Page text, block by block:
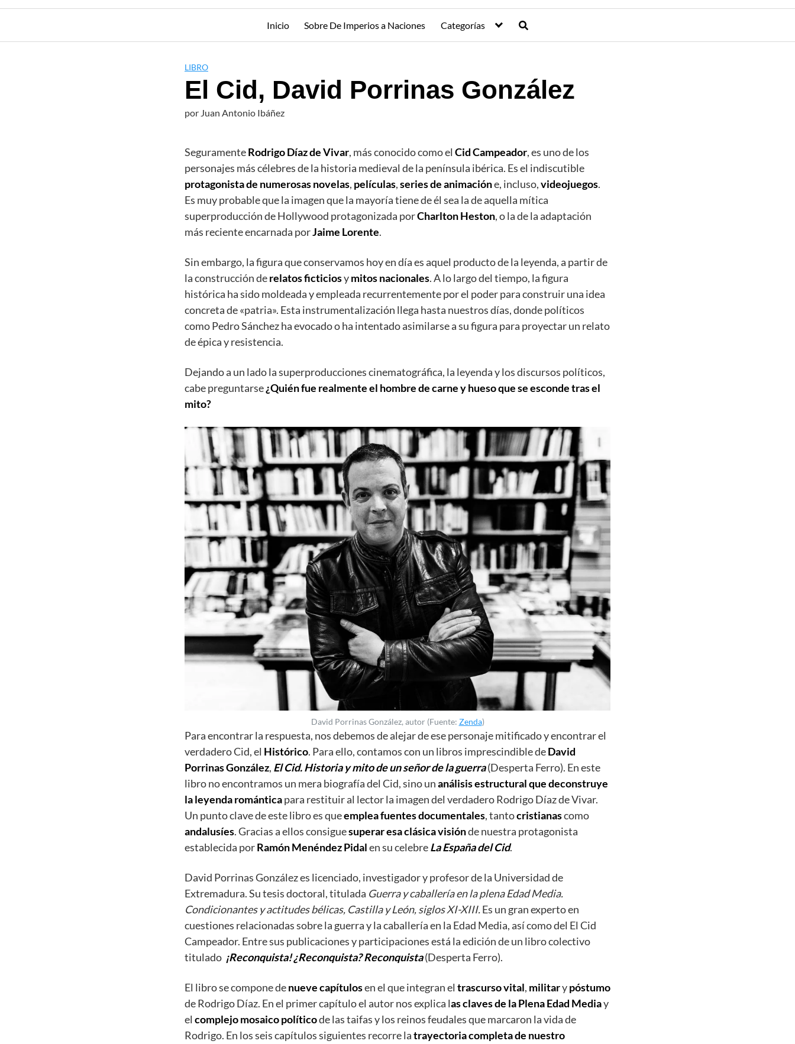
Inicio Sobre De Imperios a Naciones Categorías
LIBRO
El Cid, David Porrinas González
por Juan Antonio Ibáñez
SeguramenteRodrigo Díaz de Vivar, más conocido como el Cid Campeador, es uno de los
personajes más célebres de la historia medieval de la península ibérica. Es el indiscutible
protagonista de numerosas novelas, películas,series de animacióne, incluso,videojuegos.
Es muy probable que la imagen que la mayoría tiene de él sea la de aquella mítica
superproducción de Hollywood protagonizada porCharlton Heston, o la de la adaptación
más reciente encarnada porJaime Lorente.
Sin embargo, la figura que conservamos hoy en día es aquel producto de la leyenda, a partir de
la construcción derelatos ficticiosymitos nacionales. A lo largo del tiempo, la figura
histórica ha sido moldeada y empleada recurrentemente por el poder para construir una idea
concreta de «patria». Esta instrumentalización llega hasta nuestros días, donde políticos
como Pedro Sánchez ha evocado o ha intentado asimilarse a su figura para proyectar un relato
de épica y resistencia.
Dejando a un lado la superproducciones cinematográfica, la leyenda y los discursos políticos,
cabe preguntarse¿Quién fue realmente el hombre de carne y hueso que se esconde tras el
mito?
David Porrinas González, autor (Fuente: Zenda)
Para encontrar la respuesta, nos debemos de alejar de ese personaje mitificado y encontrar el
verdadero Cid, el Histórico. Para ello, contamos con un libros imprescindible deDavid
Porrinas González, El Cid. Historia y mito de un señor de la guerra(Desperta Ferro). En este
libro no encontramos un mera biografía del Cid, sino unanálisis estructural que deconstruye
la leyenda románticapara restituir al lector la imagen del verdadero Rodrigo Díaz de Vivar.
Un punto clave de este libro es queemplea fuentes documentales, tantocristianascomo
andalusíes. Gracias a ellos consiguesuperar esa clásica visiónde nuestra protagonista
establecida porRamón Menéndez Pidalen su celebreLa España del Cid.
David Porrinas González es licenciado, investigador y profesor de la Universidad de
Extremadura. Su tesis doctoral, titulada Guerra y caballería en la plena Edad Media.
Condicionantes y actitudes bélicas, Castilla y León, siglos XI-XIII.Es un gran experto en
cuestiones relacionadas sobre la guerra y la caballería en la Edad Media, así como del El Cid
Campeador. Entre sus publicaciones y participaciones está la edición de un libro colectivo
titulado ¡Reconquista! ¿Reconquista? Reconquista(Desperta Ferro).
El libro se compone denueve capítulosen el que integran el trascurso vital, militarypóstumo
de Rodrigo Díaz. En el primer capítulo el autor nos explica las claves de la Plena Edad Mediay
el complejo mosaico políticode las taifas y los reinos feudales que marcaron la vida de
Rodrigo. En los seis capítulos siguientes recorre latrayectoria completa de nuestro